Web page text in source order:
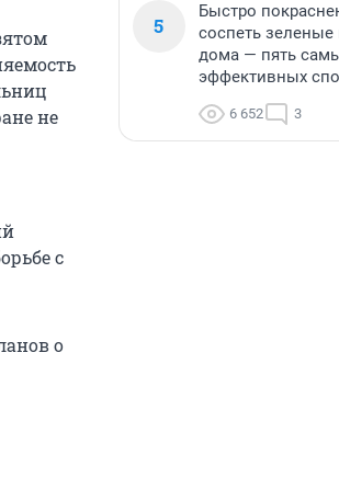
не
с
о
5
Быстро
соспеть
дома — пять
эффективных
6 652 3